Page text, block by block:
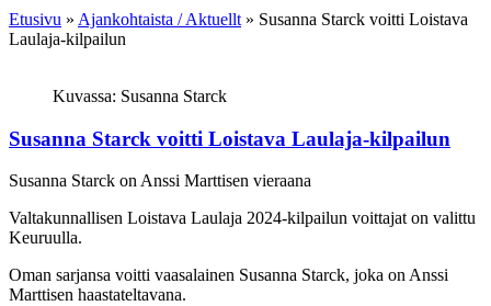
Etusivu » Ajankohtaista / Aktuellt » Susanna Starck voitti Loistava
Laulaja-kilpailun
Kuvassa: Susanna Starck
Susanna Starck voitti Loistava Laulaja-kilpailun
Susanna Starck on Anssi Marttisen vieraana
Valtakunnallisen Loistava Laulaja 2024-kilpailun voittajat on valittu
Keuruulla.
Oman sarjansa voitti vaasalainen Susanna Starck, joka on Anssi
Marttisen haastateltavana.